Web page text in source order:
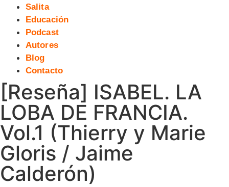
Salita
Educación
Podcast
Autores
Blog
Contacto
[Reseña] ISABEL. LA
LOBA DE FRANCIA.
Vol.1 (Thierry y Marie
Gloris / Jaime
Calderón)